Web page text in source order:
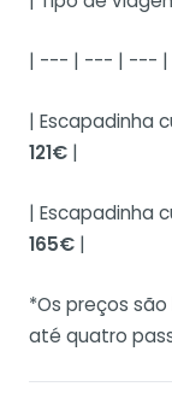
| --- | --- | --- |
| Escapadinha
121€ |
| Escapadinha
165€ |
*Os preços
até quatro